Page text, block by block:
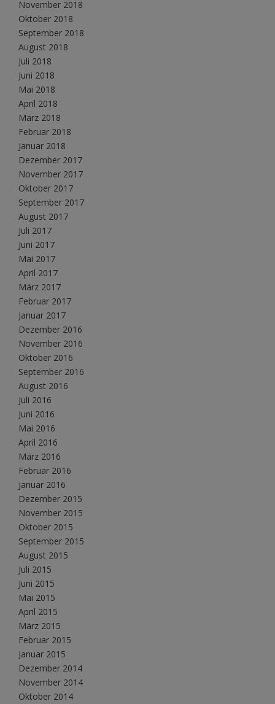
November 2018
Oktober 2018
September 2018
August 2018
Juli 2018
Juni 2018
Mai 2018
April 2018
März 2018
Februar 2018
Januar 2018
Dezember 2017
November 2017
Oktober 2017
September 2017
August 2017
Juli 2017
Juni 2017
Mai 2017
April 2017
März 2017
Februar 2017
Januar 2017
Dezember 2016
November 2016
Oktober 2016
September 2016
August 2016
Juli 2016
Juni 2016
Mai 2016
April 2016
März 2016
Februar 2016
Januar 2016
Dezember 2015
November 2015
Oktober 2015
September 2015
August 2015
Juli 2015
Juni 2015
Mai 2015
April 2015
März 2015
Februar 2015
Januar 2015
Dezember 2014
November 2014
Oktober 2014